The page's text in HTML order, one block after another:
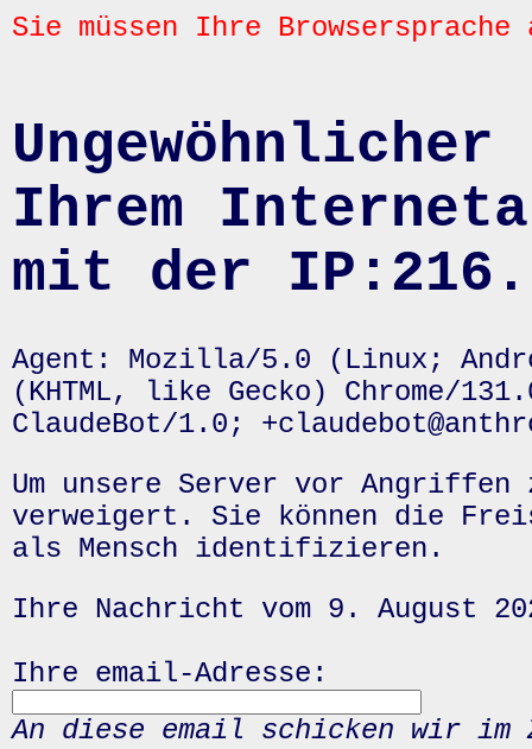
Sie müssen Ihre
Ihrem
mit der
Agent: Mozilla/5.0 (Linux;
(KHTML, like Gecko) Chrome/
ClaudeBot/1.0;
Um unsere Server vor
verweigert. Sie können die
als Mensch identifizieren.
Ihre Nachricht vom 9. August
Ihre email-Adresse:
An diese email schicken wir